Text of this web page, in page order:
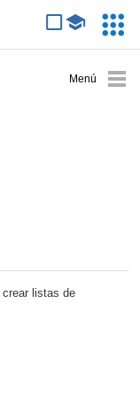
crear listas de